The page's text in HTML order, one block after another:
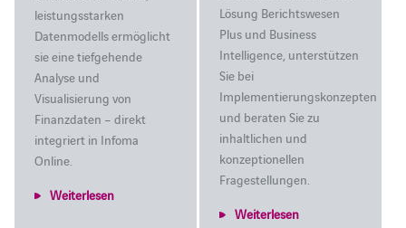
Lösung Berichtswesen
Plus und Business
Intelligence, unterstützen
Sie bei
Implementierungskonzepten
und beraten Sie zu
inhaltlichen und
konzeptionellen
Fragestellungen.
Weiterlesen
leistungsstarken
Datenmodells ermöglicht
sie eine tiefgehende
Analyse und
Visualisierung von
Finanzdaten – direkt
integriert in Infoma
Online.
Weiterlesen